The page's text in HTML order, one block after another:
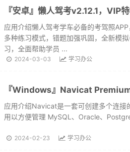
『安卓』懒人驾考v2.12.1，VIP
应用介绍懒人驾考学车必备的考驾照APP
多种练习模式，错题加强巩固，全新模
习，全面帮助学员 ...
2024-03-03 学习办公
应用介绍Navicat是一套可创建多个连接
用以方便管理 MySQL、Oracle、
2024-02-23 学习办公